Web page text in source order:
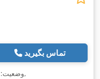
تماس بگیرید
وضعیت:,